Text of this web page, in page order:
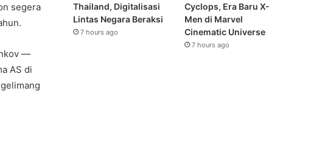
segera
—
AS di
Thailand, Digitalisasi
Lintas Negara Beraksi
7 hours ago
Cyclops, Era Baru X-
Men di Marvel
Cinematic Universe
7 hours ago